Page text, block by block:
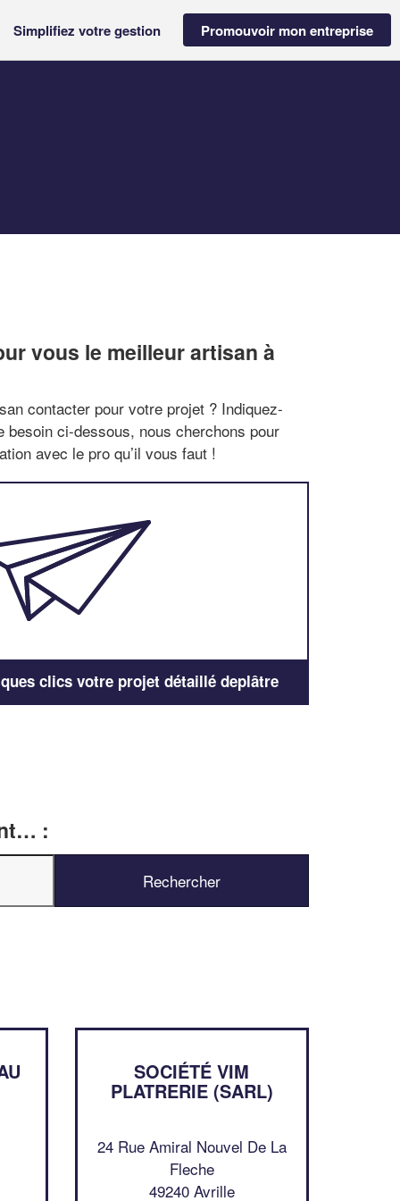
Simplifiez votre gestion Promouvoir mon entreprise
vous le meilleur artisan à
contacter pour votre projet ? Indiquez-
besoin ci-dessous, nous cherchons pour
avec le pro qu’il vous faut !
clics votre projet détaillé deplâtre
:
SOCIÉTÉ VIM
PLATRERIE (SARL)
24 Rue Amiral Nouvel De La
Fleche
49240 Avrille
Vous êtes un
Augmentez votre
nouveaux clients